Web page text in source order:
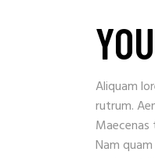
Aliquam
rutrum.
Nam